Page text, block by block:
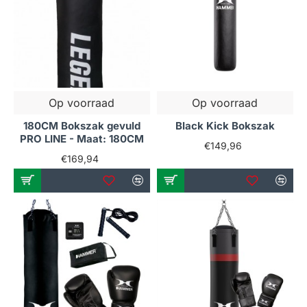
uithoudingsvermogen en zorgt ervoor dat je
langer en intensiever kunt sporten.
Stressverlichting en
agressiecontrole
agressie kwijt te kunnen en stress te
verminderen, wat bijdraagt aan een betere
mentale gezondheid.
Betere balans en coördinatie
Door te trainen met een bokszak werk je aan je
balans en coördinatie, wat essentieel is voor
elke vechtsporter.
Waarom kiezen voor onze
bokszakken?
Op voorraad
180CM Bokszak gevuld
PRO LINE - Maat: 180CM
€169,94
Op voorraad
Black Kick Bokszak
€149,96